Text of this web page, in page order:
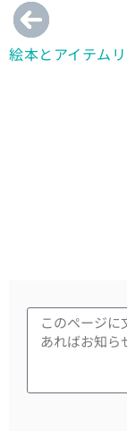
絵本とアイテム